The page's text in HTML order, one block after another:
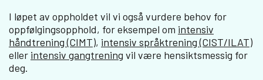
I løpet av oppholdet vil vi også vurdere behov for
oppfølgingsopphold, for eksempel om intensiv
håndtrening (CIMT), intensiv språktrening (CIST/ILAT)
eller intensiv gangtrening vil være hensiktsmessig for
deg.